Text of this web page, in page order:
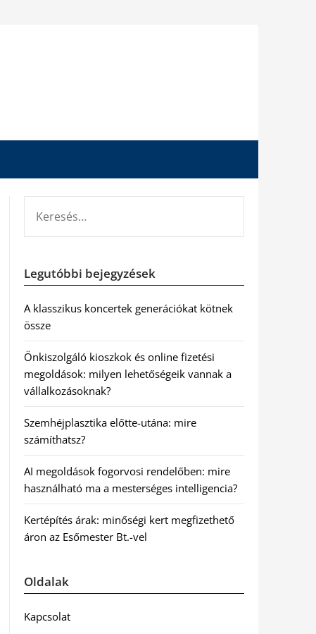
Legutóbbi bejegyzések
A klasszikus koncertek generációkat kötnek
össze
Önkiszolgáló kioszkok és online fizetési
megoldások: milyen lehetőségeik vannak a
vállalkozásoknak?
Szemhéjplasztika előtte-utána: mire
számíthatsz?
AI megoldások fogorvosi rendelőben: mire
használható ma a mesterséges intelligencia?
Kertépítés árak: minőségi kert megfizethető
áron az Esőmester Bt.-vel
Oldalak
Kapcsolat